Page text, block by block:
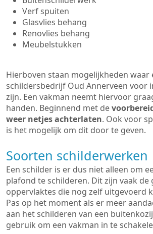
Verf spuiten
Glasvlies behang
Renovlies behang
Meubelstukken
Hierboven staan mogelijkheden waar
schildersbedrijf Oud Annerveen voor
zijn. Een vakman neemt hiervoor
handen. Beginnend met de
weer netjes achterlaten. Ook voor
is het mogelijk om dit door te geven.
Soorten schilderwerken
Een schilder is er dus niet alleen om
plafond te schilderen. Dit zijn vaak de
oppervlaktes die nog zelf uitgevoerd
Pas op het moment als er meer
aan het schilderen van een
gebruik om een vakman in te